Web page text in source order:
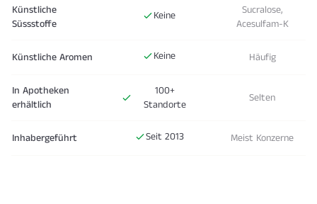
Künstliche
Süssstoffe
Keine
Sucralose,
Acesulfam-K
Künstliche Aromen Keine Häufig
In Apotheken
erhältlich
100+
Standorte
Selten
Inhabergeführt Seit 2013 Meist Konzerne